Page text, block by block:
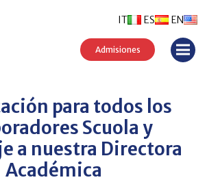
ES EN
IT
Admisiones
para todos los
Scuola y
a nuestra Directora
Académica